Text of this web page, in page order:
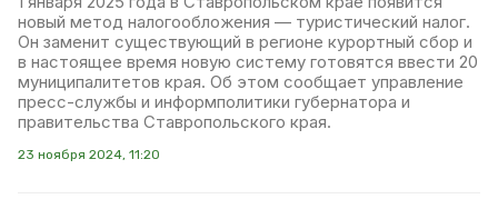
новый метод налогообложения — туристический налог.
Он заменит существующий в регионе курортный сбор и
в настоящее время новую систему готовятся ввести 20
муниципалитетов края. Об этом сообщает управление
пресс-службы и информполитики губернатора и
правительства Ставропольского края.
23 ноября 2024, 11:20